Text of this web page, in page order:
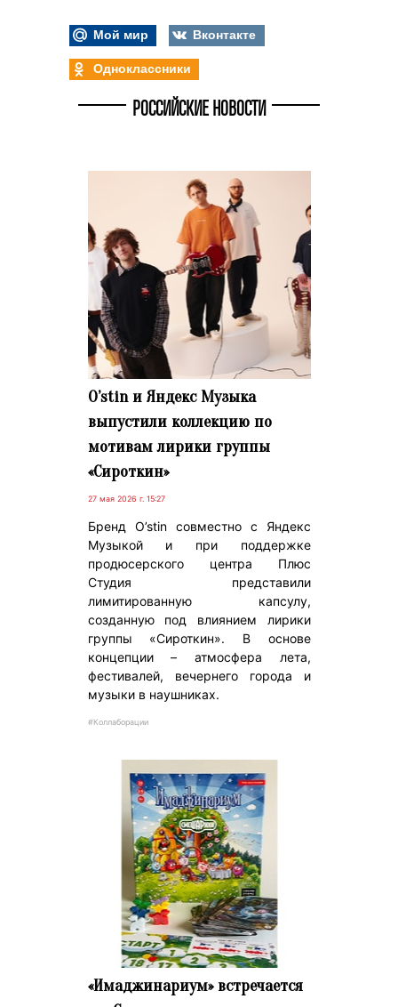
Мой мир
Вконтакте
Одноклассники
РОССИЙСКИЕ НОВОСТИ
O’stin и Яндекс Музыка
выпустили коллекцию по
мотивам лирики группы
«Сироткин»
27 мая 2026 г. 15:27
Бренд O’stin совместно с Яндекс
Музыкой и при поддержке
продюсерского центра Плюс
Студия представили
лимитированную капсулу,
созданную под влиянием лирики
группы «Сироткин». В основе
концепции – атмосфера лета,
фестивалей, вечернего города и
музыки в наушниках.
#Коллаборации
«Имаджинариум» встречается